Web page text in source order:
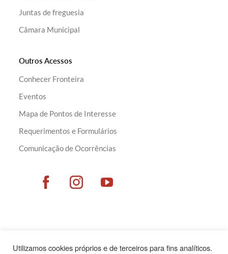
Juntas de freguesia
Câmara Municipal
Outros Acessos
Conhecer Fronteira
Eventos
Mapa de Pontos de Interesse
Requerimentos e Formulários
Comunicação de Ocorrências
Utilizamos cookies próprios e de terceiros para fins analíticos.